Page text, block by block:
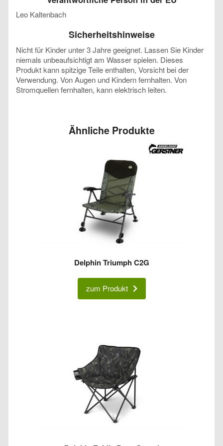
Leo Kaltenbach
Sicherheitshinweise
Nicht für Kinder unter 3 Jahre geeignet. Lassen Sie Kinder
niemals unbeaufsichtigt am Wasser spielen. Dieses
Produkt kann spitzige Teile enthalten, Vorsicht bei der
Verwendung. Von Augen und Kindern fernhalten. Von
Stromquellen fernhalten, kann elektrisch leiten.
Ähnliche Produkte
Delphin Triumph C2G
zum Produkt